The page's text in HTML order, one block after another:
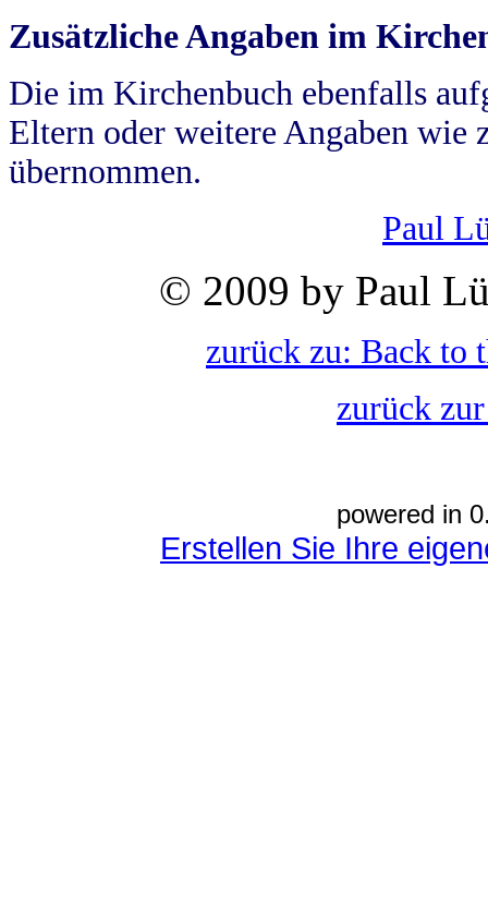
Zusätzliche Angaben im
Die im Kirchenbuch ebenfalls
Eltern oder weitere Angaben wie
übernommen.
Paul
© 2009 by Paul
zurück zu: Back to
zurück
powered in
Erstellen Sie Ihre